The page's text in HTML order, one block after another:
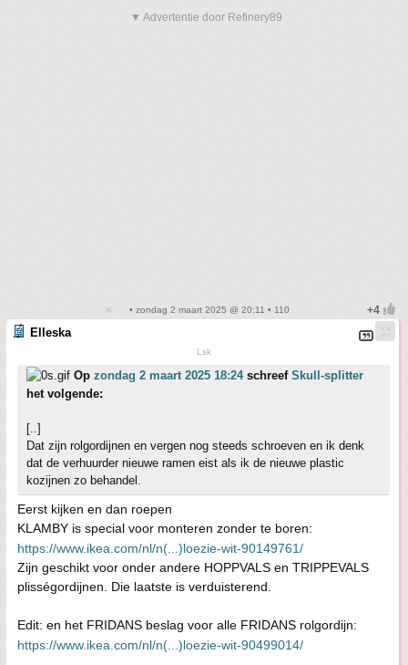
▼ Advertentie door Refinery89
• zondag 2 maart 2025 @ 20:11 • 110
Elleska
Lsk
Op zondag 2 maart 2025 18:24schreef Skull-splitter
het volgende:
[..]
Dat zijn rolgordijnen en vergen nog steeds schroeven en ik denk
dat de verhuurder nieuwe ramen eist als ik de nieuwe plastic
kozijnen zo behandel.
Eerst kijken en dan roepen
KLAMBY is special voor monteren zonder te boren:
https://www.ikea.com/nl/n(...)loezie-wit-90149761/
Zijn geschikt voor onder andere HOPPVALS en TRIPPEVALS
plisségordijnen. Die laatste is verduisterend.
Edit: en het FRIDANS beslag voor alle FRIDANS rolgordijn:
https://www.ikea.com/nl/n(...)loezie-wit-90499014/